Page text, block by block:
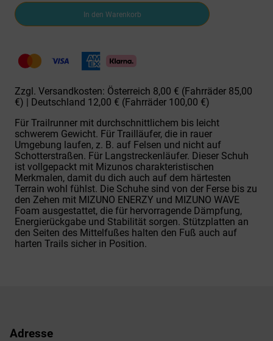
Mizuno
H-
Laufschuh
Mujin9
Menge
In den Warenkorb
Zzgl. Versandkosten: Österreich 8,00 € (Fahrräder 85,00
€) | Deutschland 12,00 € (Fahrräder 100,00 €)
Für Trailrunner mit durchschnittlichem bis leicht
schwerem Gewicht. Für Trailläufer, die in rauer
Umgebung laufen, z. B. auf Felsen und nicht auf
Schotterstraßen. Für Langstreckenläufer. Dieser Schuh
ist vollgepackt mit Mizunos charakteristischen
Merkmalen, damit du dich auch auf dem härtesten
Terrain wohl fühlst. Die Schuhe sind von der Ferse bis zu
den Zehen mit MIZUNO ENERZY und MIZUNO WAVE
Foam ausgestattet, die für hervorragende Dämpfung,
Energierückgabe und Stabilität sorgen. Stützplatten an
den Seiten des Mittelfußes halten den Fuß auch auf
harten Trails sicher in Position.
Adresse